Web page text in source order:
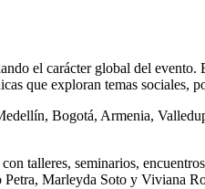
el carácter global del evento.
que exploran temas sociales,
Bogotá, Armenia,
talleres, seminarios,
Petra, Marleyda Soto y Viviana